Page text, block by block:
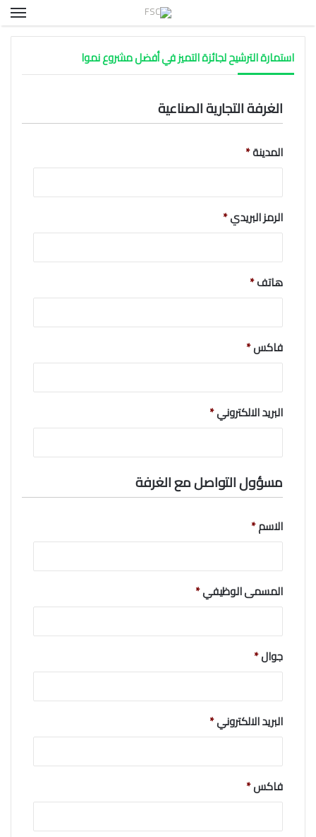
استمارة الترشيح لجائزة التميز في أفضل مشروع نموا
الغرفة التجارية الصناعية
المدينة*
الرمز البريدي*
هاتف*
فاكس*
البريد الالكتروني*
مسؤول التواصل مع الغرفة
الاسم*
المسمى الوظيفي*
جوال*
البريد الالكتروني*
فاكس*